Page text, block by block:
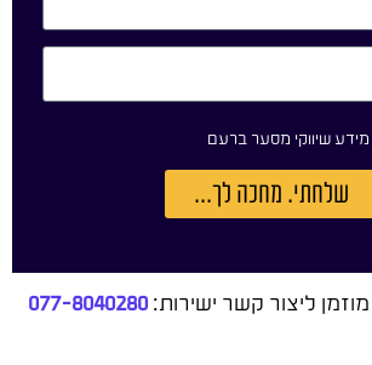
שיווקי מסער ברעם
שלחתי. מחכה לך...
ליצור קשר ישירות:077-8040280